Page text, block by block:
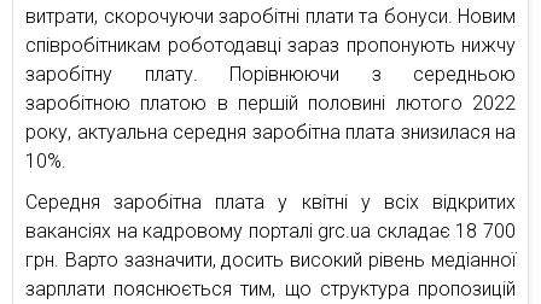
витрати, скорочуючи заробітні плати та бонуси. Новим
співробітникам роботодавці зараз пропонують нижчу
заробітну плату. Порівнюючи з середньою
заробітною платою в першій половині лютого 2022
року, актуальна середня заробітна плата знизилася на
10%.
Середня заробітна плата у квітні у всіх відкритих
вакансіях на кадровому порталі grc.ua складає 18 700
грн. Варто зазначити, досить високий рівень медіанної
зарплати пояснюється тим, що структура пропозицій